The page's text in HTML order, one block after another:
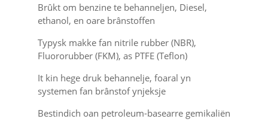
Brûkt om benzine te behanneljen, Diesel,
ethanol, en oare brânstoffen
Typysk makke fan nitrile rubber (NBR),
Fluororubber (FKM), as PTFE (Teflon)
It kin hege druk behannelje, foaral yn
systemen fan brânstof ynjeksje
Bestindich oan petroleum-basearre gemikaliën